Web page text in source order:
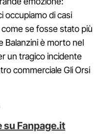
occupiamo di casi
se fosse stato più
Balanzini è morto nel
un tragico incidente
commerciale Gli Orsi
su Fanpage.it